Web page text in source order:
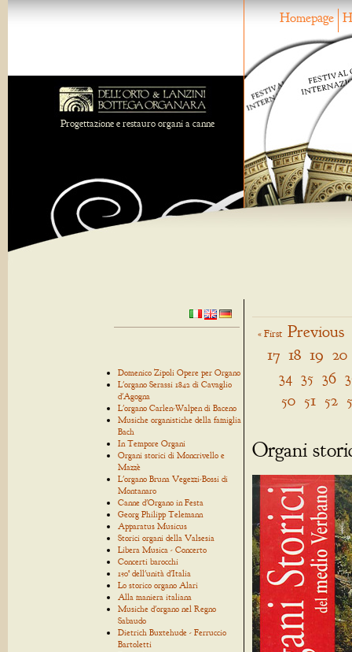
Homepage
Progettazione e restauro organi a canne
Domenico Zipoli Opere per Organo
L'organo Serassi 1842 di Cavaglio
d'Agogna
L'organo Carlen-Walpen di Baceno
Musiche organistiche della famiglia
Bach
In Tempore Organi
Organi storici di Moncrivello e
Mazzè
L'organo Bruna Vegezzi-Bossi di
Montanaro
Canne d'Organo in Festa
Georg Philipp Telemann
Apparatus Musicus
Storici organi della Valsesia
Libera Musica - Concerto
Concerti barocchi
150° dell'unità d'Italia
Lo storico organo Alari
Alla maniera italiana
Musiche d'organo nel Regno
Sabaudo
Dietrich Buxtehude - Ferruccio
Bartoletti
« First Previous
17 18 19 20
34 35 36
50 51 52
Organi